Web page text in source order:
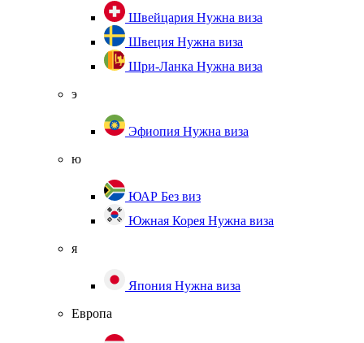
Швейцария Нужна виза
Швеция Нужна виза
Шри-Ланка Нужна виза
э
Эфиопия Нужна виза
ю
ЮАР Без виз
Южная Корея Нужна виза
я
Япония Нужна виза
Европа